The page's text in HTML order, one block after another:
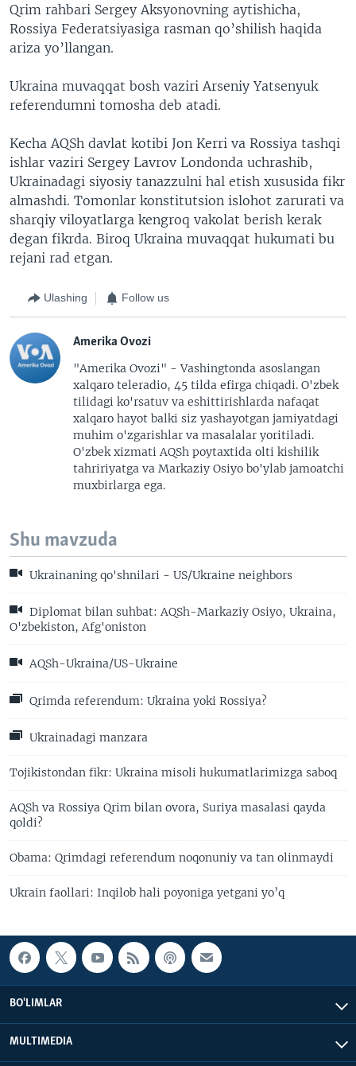
Qrim rahbari Sergey Aksyonovning aytishicha,
Rossiya Federatsiyasiga rasman qo’shilish haqida
ariza yo’llangan.
Ukraina muvaqqat bosh vaziri Arseniy Yatsenyuk
referendumni tomosha deb atadi.
Kecha AQSh davlat kotibi Jon Kerri va Rossiya tashqi
ishlar vaziri Sergey Lavrov Londonda uchrashib,
Ukrainadagi siyosiy tanazzulni hal etish xususida fikr
almashdi. Tomonlar konstitutsion islohot zarurati va
sharqiy viloyatlarga kengroq vakolat berish kerak
degan fikrda. Biroq Ukraina muvaqqat hukumati bu
rejani rad etgan.
Ulashing Follow us
Amerika Ovozi
"Amerika Ovozi" - Vashingtonda asoslangan
xalqaro teleradio, 45 tilda efirga chiqadi. O'zbek
tilidagi ko'rsatuv va eshittirishlarda nafaqat
xalqaro hayot balki siz yashayotgan jamiyatdagi
muhim o'zgarishlar va masalalar yoritiladi.
O'zbek xizmati AQSh poytaxtida olti kishilik
tahririyatga va Markaziy Osiyo bo'ylab jamoatchi
muxbirlarga ega.
Shu mavzuda
Ukrainaning qo'shnilari - US/Ukraine neighbors
Diplomat bilan suhbat: AQSh-Markaziy Osiyo, Ukraina,
O'zbekiston, Afg'oniston
AQSh-Ukraina/US-Ukraine
Qrimda referendum: Ukraina yoki Rossiya?
Ukrainadagi manzara
Tojikistondan fikr: Ukraina misoli hukumatlarimizga saboq
AQSh va Rossiya Qrim bilan ovora, Suriya masalasi qayda
qoldi?
Obama: Qrimdagi referendum noqonuniy va tan olinmaydi
Ukrain faollari: Inqilob hali poyoniga yetgani yo’q
BO'LIMLAR
MULTIMEDIA